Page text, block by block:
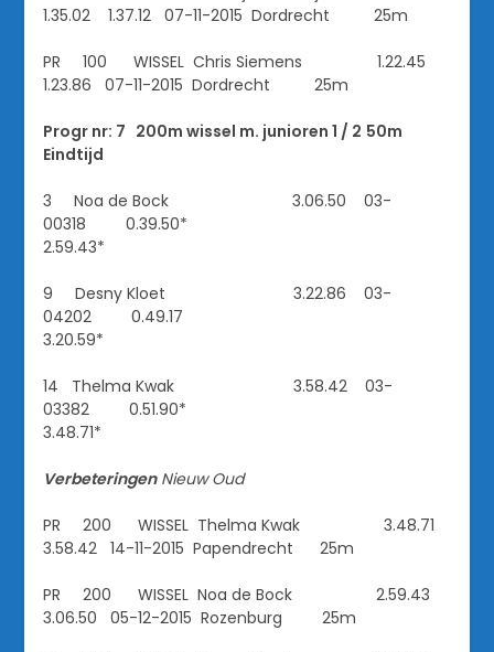
1.35.02 1.37.12 07-11-2015 Dordrecht 25m
PR 100 WISSEL Chris Siemens 1.22.45
1.23.86 07-11-2015 Dordrecht 25m
Progr nr: 7 200m wissel m. junioren 1 / 2 50m
Eindtijd
3 Noa de Bock 3.06.50 03-
00318 0.39.50*
2.59.43*
9 Desny Kloet 3.22.86 03-
04202 0.49.17
3.20.59*
14 Thelma Kwak 3.58.42 03-
03382 0.51.90*
3.48.71*
Verbeteringen Nieuw Oud
PR 200 WISSEL Thelma Kwak 3.48.71
3.58.42 14-11-2015 Papendrecht 25m
PR 200 WISSEL Noa de Bock 2.59.43
3.06.50 05-12-2015 Rozenburg 25m